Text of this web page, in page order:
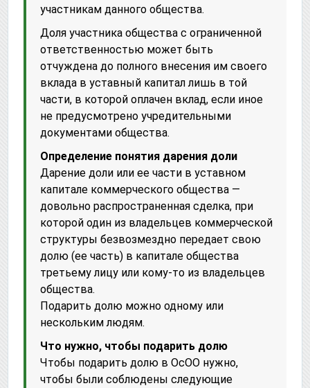
участникам данного общества.
Доля участника общества с ограниченной
ответственностью может быть
отчуждена до полного внесения им своего
вклада в уставный капитал лишь в той
части, в которой оплачен вклад, если иное
не предусмотрено учредительными
документами общества.
Определение понятия дарения доли
Дарение доли или ее части в уставном
капитале коммерческого общества —
довольно распространенная сделка, при
которой один из владельцев коммерческой
структуры безвозмездно передает свою
долю (ее часть) в капитале общества
третьему лицу или кому-то из владельцев
общества.
Подарить долю можно одному или
нескольким людям.
Что нужно, чтобы подарить долю
Чтобы подарить долю в ОcОО нужно,
чтобы были соблюдены следующие